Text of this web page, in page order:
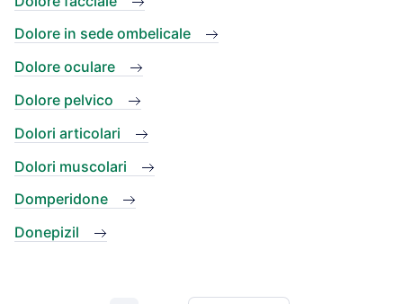
Dolore in sede ombelicale
Dolore oculare
Dolore pelvico
Dolori articolari
Dolori muscolari
Domperidone
Donepizil